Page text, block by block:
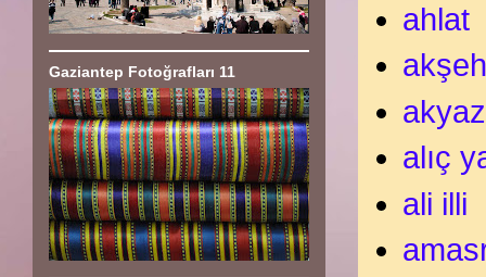
ahlat
alıç
ali illi
Gaziantep Fotoğrafları 11